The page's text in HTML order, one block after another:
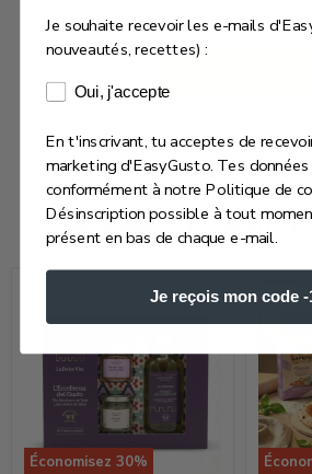
Nos Idées Cadeaux
Économisez 30%
Je souhaite recevoir les e-mails
nouveautés, recettes) :
Consentement e-mails marketing
Oui, j'accepte
En t'inscrivant, tu acceptes de
marketing d'EasyGusto. Tes
conformément à notre Politique de
Désinscription possible à tout
présent en bas de chaque e-mail.
Je reçois mon code -